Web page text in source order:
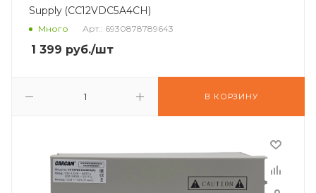
Supply (CC12VDC5A4CH)
Много Арт.: 6930878789643
1 399 руб./шт
В КОРЗИНУ